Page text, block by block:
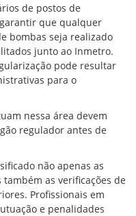
de postos de
que qualquer
bombas seja realizado
junto ao Inmetro.
pode resultar
para o
nessa área devem
regulador antes de
não apenas as
as verificações de
Profissionais em
e penalidades